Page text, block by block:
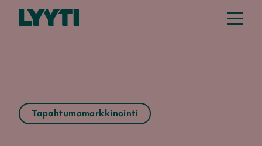
Tapahtumamarkkinointi